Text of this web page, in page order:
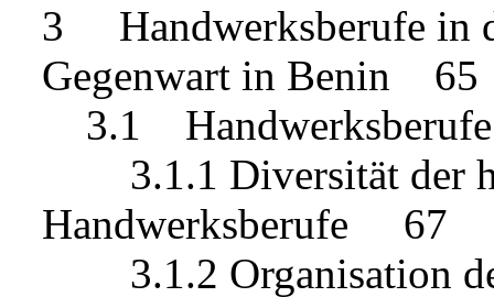
3 Handwerksberufe in
Gegenwart in Benin 65
3.1
3.1.1 Diversität der
Handwerksberufe 67
3.1.2 Organisation